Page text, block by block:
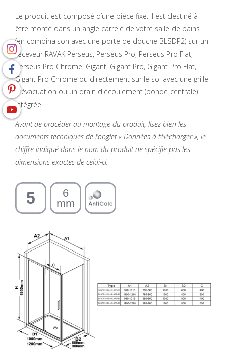
Le produit est composé d’une pièce fixe. Il est destiné à
être monté dans un angle carrelé de votre salle de bains
(en combinaison avec une porte de douche BLSDP2) sur un
receveur RAVAK Perseus, Perseus Pro, Perseus Pro Flat,
Perseus Pro Chrome, Gigant, Gigant Pro, Gigant Pro Flat,
Gigant Pro Chrome ou directement sur le sol avec une grille
d'évacuation ou un drain d'écoulement (bonde centrale)
intégrée.
Avant de procéder au montage du produit, lisez bien les
documents techniques de l’onglet « Données à télécharger », le
chiffre indiqué dans le nom du produit ne spécifie pas les
dimensions exactes de celui-ci.